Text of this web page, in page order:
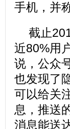
手机，并
截止
近80%用
说，公众
也发现了
可以给关
息，推送
消息能送